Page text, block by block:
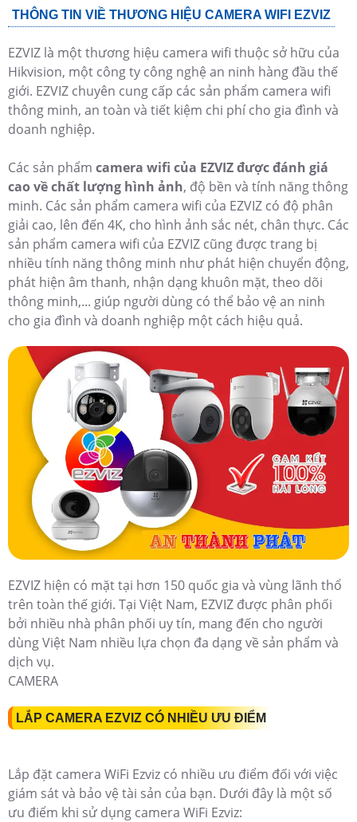
THÔNG TIN VIỀ THƯƠNG HIỆU CAMERA WIFI EZVIZ
EZVIZ là một thương hiệu camera wifi thuộc sở hữu của
Hikvision, một công ty công nghệ an ninh hàng đầu thế
giới. EZVIZ chuyên cung cấp các sản phẩm camera wifi
thông minh, an toàn và tiết kiệm chi phí cho gia đình và
doanh nghiệp.
Các sản phẩm camera wifi của EZVIZ được đánh giá
cao về chất lượng hình ảnh, độ bền và tính năng thông
minh. Các sản phẩm camera wifi của EZVIZ có độ phân
giải cao, lên đến 4K, cho hình ảnh sắc nét, chân thực. Các
sản phẩm camera wifi của EZVIZ cũng được trang bị
nhiều tính năng thông minh như phát hiện chuyển động,
phát hiện âm thanh, nhận dạng khuôn mặt, theo dõi
thông minh,... giúp người dùng có thể bảo vệ an ninh
cho gia đình và doanh nghiệp một cách hiệu quả.
EZVIZ hiện có mặt tại hơn 150 quốc gia và vùng lãnh thổ
trên toàn thế giới. Tại Việt Nam, EZVIZ được phân phối
bởi nhiều nhà phân phối uy tín, mang đến cho người
dùng Việt Nam nhiều lựa chọn đa dạng về sản phẩm và
dịch vụ.
CAMERA
LẮP CAMERA EZVIZ CÓ NHIỀU ƯU ĐIỂM
Lắp đặt camera WiFi Ezviz có nhiều ưu điểm đối với việc
giám sát và bảo vệ tài sản của bạn. Dưới đây là một số
ưu điểm khi sử dụng camera WiFi Ezviz: